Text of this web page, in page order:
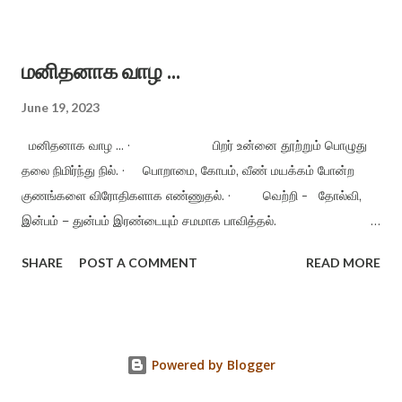
பற்றிக் கொண்டுள்ள தொற்று நோய். எனவே வெறுப்பிற்கு விடுதலை
தரும்வரை மகிழ்ச்சி நம்மை அணுகாது. · கடமையைச்
எது நடந்...
மனிதனாக வாழ ...
June 19, 2023
மனிதனாக வாழ ... · பிறர் உன்னை தூற்றும் பொழுது
தலை நிமிர்ந்து நில். · பொறாமை, கோபம், வீண் மயக்கம் போன்ற
குணங்களை விரோதிகளாக எண்ணுதல். · வெற்றி - தோல்வி,
இன்பம் – துன்பம் இரண்டையும் சமமாக பாவித்தல்.
இல்லை என்றாலும் பரவாயில்லை. பகைவர்கள் இல்லாமல் வாழ முயற்சி
எதற்கும் அஞ்சாதே - பயம் நம்மை கோழையாக்கி விடும்.
SHARE POST A COMMENT READ MORE
Powered by Blogger